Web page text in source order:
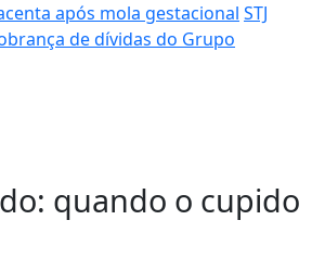
após mola gestacional STJ
de dívidas do Grupo
quando o cupido